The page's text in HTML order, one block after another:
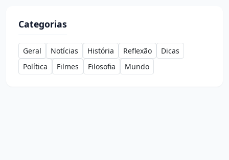
Categorias
Geral Notícias História Reflexão
Dicas
Política
Filmes Filosofia Mundo